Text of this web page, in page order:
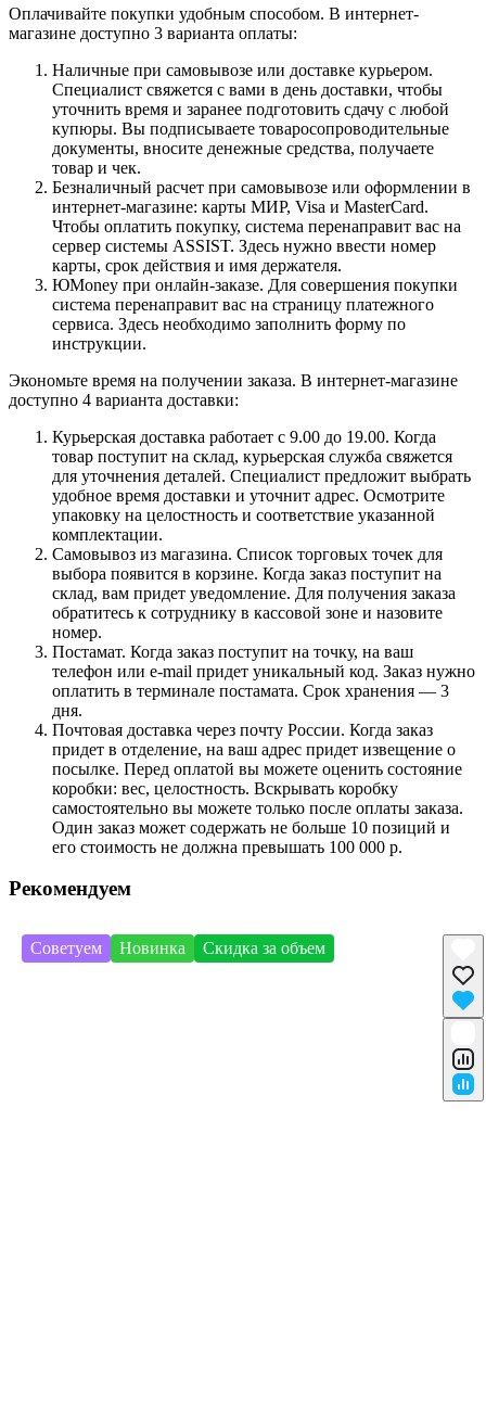
Оплачивайте покупки удобным способом. В интернет-
магазине доступно 3 варианта оплаты:
Наличные при самовывозе или доставке курьером.
Специалист свяжется с вами в день доставки, чтобы
уточнить время и заранее подготовить сдачу с любой
купюры. Вы подписываете товаросопроводительные
документы, вносите денежные средства, получаете
товар и чек.
Безналичный расчет при самовывозе или оформлении в
интернет-магазине: карты МИР, Visa и MasterCard.
Чтобы оплатить покупку, система перенаправит вас на
сервер системы ASSIST. Здесь нужно ввести номер
карты, срок действия и имя держателя.
ЮMoney при онлайн-заказе. Для совершения покупки
система перенаправит вас на страницу платежного
сервиса. Здесь необходимо заполнить форму по
инструкции.
Экономьте время на получении заказа. В интернет-магазине
доступно 4 варианта доставки:
Курьерская доставка работает с 9.00 до 19.00. Когда
товар поступит на склад, курьерская служба свяжется
для уточнения деталей. Специалист предложит выбрать
удобное время доставки и уточнит адрес. Осмотрите
упаковку на целостность и соответствие указанной
комплектации.
Самовывоз из магазина. Список торговых точек для
выбора появится в корзине. Когда заказ поступит на
склад, вам придет уведомление. Для получения заказа
обратитесь к сотруднику в кассовой зоне и назовите
номер.
Постамат. Когда заказ поступит на точку, на ваш
телефон или e-mail придет уникальный код. Заказ нужно
оплатить в терминале постамата. Срок хранения — 3
дня.
Почтовая доставка через почту России. Когда заказ
придет в отделение, на ваш адрес придет извещение о
посылке. Перед оплатой вы можете оценить состояние
коробки: вес, целостность. Вскрывать коробку
самостоятельно вы можете только после оплаты заказа.
Один заказ может содержать не больше 10 позиций и
его стоимость не должна превышать 100 000 р.
Рекомендуем
Советуем Новинка Скидка за объем